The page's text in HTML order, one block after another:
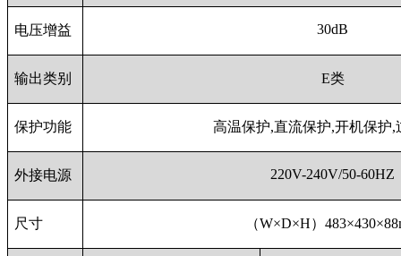
电压增益 30dB
输出类别 E类
保护功能 高温保护,直流保护,开机保护,
外接电源 220V-240V/50-60HZ
尺寸 （W×D×H）